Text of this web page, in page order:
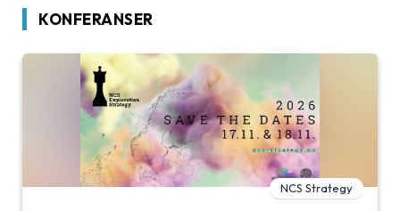
KONFERANSER
NCS Strategy